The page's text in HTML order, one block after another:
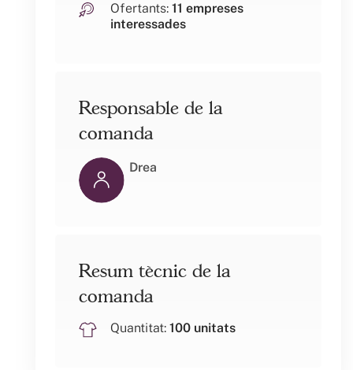
Ofertants: 11 empreses
interessades
Responsable de la
comanda
Drea
Resum tècnic de la
comanda
Quantitat: 100 unitats